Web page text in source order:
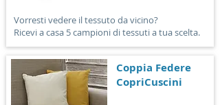
Vorresti vedere il tessuto da vicino?
Ricevi a casa 5 campioni di tessuti a tua scelta.
Coppia Federe
CopriCuscini